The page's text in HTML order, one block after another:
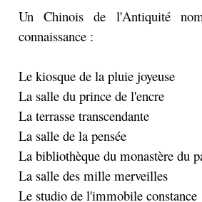
Un Chinois de l'Antiquité
connaissance :
Le kiosque de la pluie joyeuse
La salle du prince de l'encre
La terrasse transcendante
La salle de la pensée
La bibliothèque du monastère du
La salle des mille merveilles
Le studio de l'immobile constance